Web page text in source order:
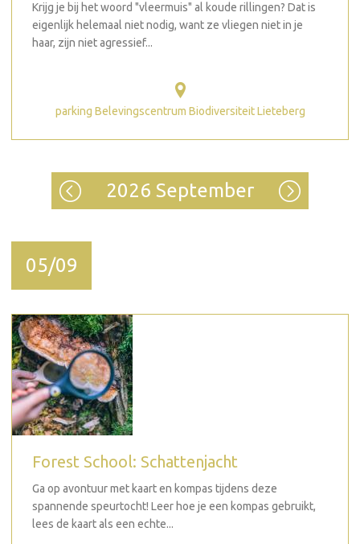
Krijg je bij het woord "vleermuis" al koude rillingen? Dat is
eigenlijk helemaal niet nodig, want ze vliegen niet in je
haar, zijn niet agressief...
parking Belevingscentrum Biodiversiteit Lieteberg
2026 September
05/09
Forest School: Schattenjacht
Ga op avontuur met kaart en kompas tijdens deze
spannende speurtocht! Leer hoe je een kompas gebruikt,
lees de kaart als een echte...